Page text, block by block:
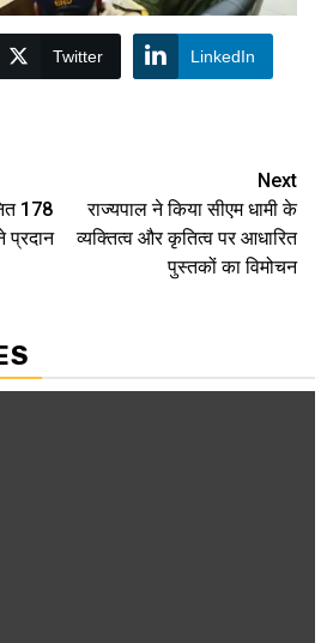
Twitter LinkedIn
178
प्रदान
Next
राज्यपाल ने किया सीएम धामी के
व्यक्तित्व और कृतित्व पर आधारित
पुस्तकों का विमोचन